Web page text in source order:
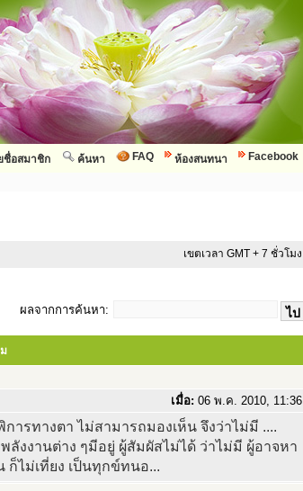
Facebook
ห้องสนทนา
FAQ
ค้นหา
ชื่อสมาชิก
เขตเวลา GMT + 7 ชั่วโมง
ผลจากการค้นหา:
เมื่อ: 06 พ.ค. 2010, 11:36
ารทางตา ไม่สามารถมองเห็น จึงว่าไม่มี ....
งงานต่าง ๆมีอยู่ ผู้สัมผัสไม่ได้ ว่าไม่มี ผู้อาจหา
ก็ไม่เที่ยง เป็นทุกข์ทนอ...